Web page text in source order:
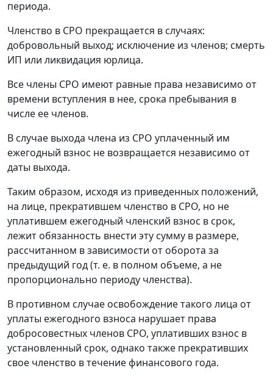
периода.
Членство в СРО прекращается в случаях:
добровольный выход; исключение из членов; смерть
ИП или ликвидация юрлица.
Все члены СРО имеют равные права независимо от
времени вступления в нее, срока пребывания в
числе ее членов.
В случае выхода члена из СРО уплаченный им
ежегодный взнос не возвращается независимо от
даты выхода.
Таким образом, исходя из приведенных положений,
на лице, прекратившем членство в СРО, но не
уплатившем ежегодный членский взнос в срок,
лежит обязанность внести эту сумму в размере,
рассчитанном в зависимости от оборота за
предыдущий год (т. е. в полном объеме, а не
пропорционально периоду членства).
В противном случае освобождение такого лица от
уплаты ежегодного взноса нарушает права
добросовестных членов СРО, уплативших взнос в
установленный срок, однако также прекративших
свое членство в течение финансового года.